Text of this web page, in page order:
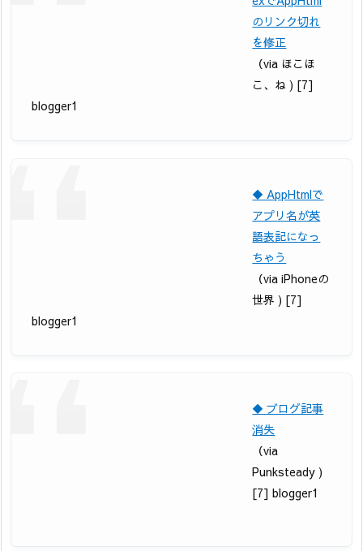
のリンク切れ
を修正
（via ほこほ
こ、ね ) [7]
blogger1
◆ AppHtmlで
アプリ名が英
語表記になっ
ちゃう
（via iPhoneの
世界 ) [7]
blogger1
◆ ブログ記事
消失
（via
Punksteady )
[7] blogger1